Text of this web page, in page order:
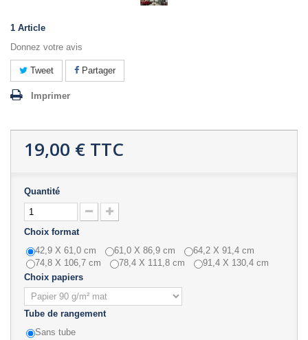
1 Article
Donnez votre avis
Tweet Partager
Imprimer
19,00 € TTC
Quantité
Choix format
42,9 X 61,0 cm
61,0 X 86,9 cm
64,2 X 91,4 cm
74,8 X 106,7 cm
78,4 X 111,8 cm
91,4 X 130,4 cm
Choix papiers
Tube de rangement
Sans tube